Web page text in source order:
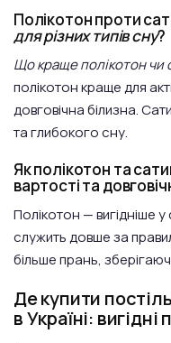
Полікотон проти
для різних типів сну?
Що краще полікотон чи
полікотон краще для
довговічна білизна.
та глибокого сну.
Як полікотон та
вартості та
Полікотон — вигідніше у
служить довше за
більше прань,
Де купити
в Україні: вигідні